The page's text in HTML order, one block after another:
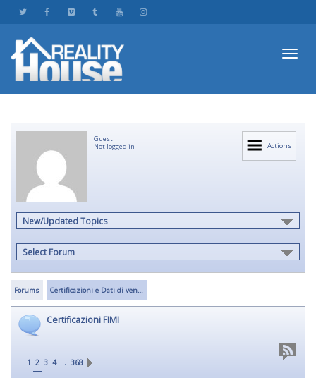
Actions
Guest
Not logged in
New/Updated Topics
Select Forum
Forums Certificazioni e Dati di ven…
Certificazioni FIMI
1 2 3 4 … 368